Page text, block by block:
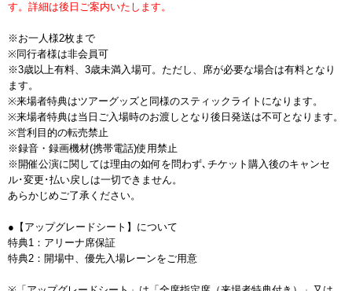
す。詳細は後日ご案内いたします。
※お一人様2枚まで
※同行者様は非会員可
※3歳以上有料、3歳未満入場可。ただし、席が必要な場合は有料となり
ます。
※来場者特典はツアーグッズと同様のスティックライトになります。
※来場者特典は当日ご入場時のお渡しとなり後日発送は不可となります。
※営利目的の転売禁止
※録音・録画機材(携帯電話)使用禁止
※開催公演に関しては理由の如何を問わず､チケット購入後のキャンセ
ル･変更･払い戻しは一切できません。
あらかじめご了承ください。
●【アップグレードシート】について
特典1：アリーナ席保証
特典2：開場中、優先入場レーンをご用意